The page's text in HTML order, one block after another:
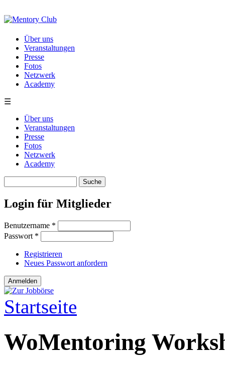
Über uns
Veranstaltungen
Presse
Fotos
Netzwerk
Academy
☰
Über uns
Veranstaltungen
Presse
Fotos
Netzwerk
Academy
Login für Mitglieder
Benutzername *
Passwort *
Registrieren
Neues Passwort anfordern
Sie sind hier
Startseite
WoMentoring